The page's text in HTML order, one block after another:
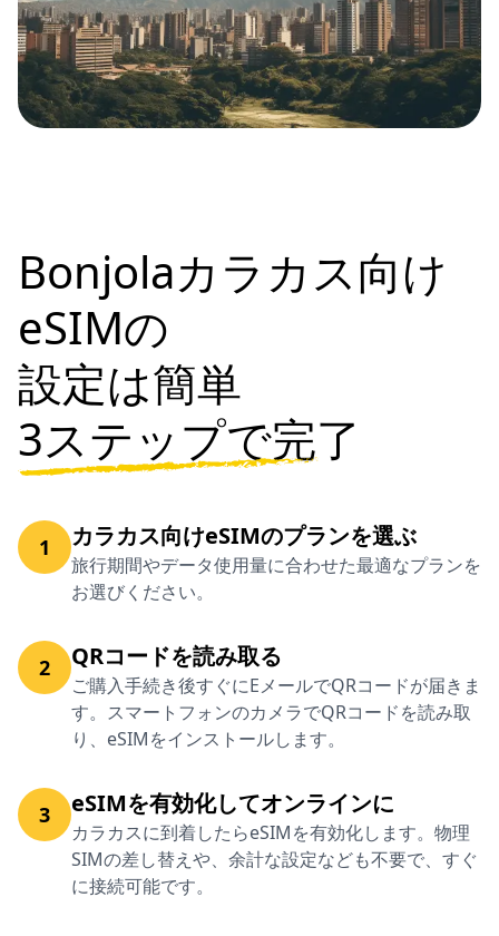
Bonjolaカラカス向け
eSIMの
設定は簡単
3ステップで完了
1 カラカス向けeSIMのプランを選ぶ
旅行期間やデータ使用量に合わせた最適なプランを
お選びください。
2 QRコードを読み取る
ご購入手続き後すぐにEメールでQRコードが届きま
す。スマートフォンのカメラでQRコードを読み取
り、eSIMをインストールします。
3 eSIMを有効化してオンラインに
カラカスに到着したらeSIMを有効化します。物理
SIMの差し替えや、余計な設定なども不要で、すぐ
に接続可能です。